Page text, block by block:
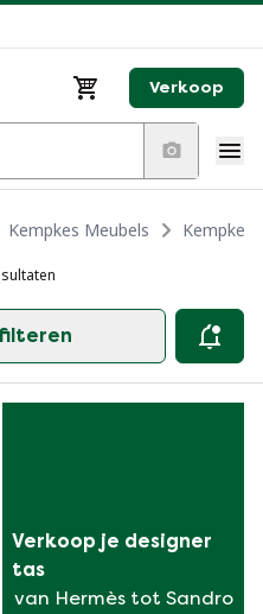
Verkoop
Kempkes Meubels
Kempkes
Verkoop je designer
tas
van Hermès tot Sandro